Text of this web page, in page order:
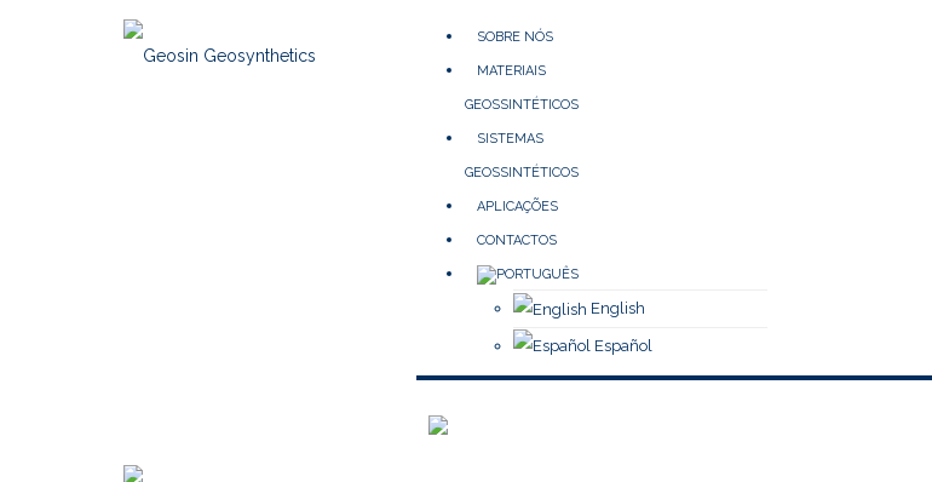
SOBRE NÓS
MATERIAIS
GEOSSINTÉTICOS
SISTEMAS
GEOSSINTÉTICOS
APLICAÇÕES
CONTACTOS
English
Español